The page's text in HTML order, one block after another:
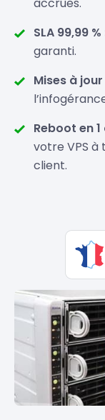
SLA 99,99 %
garanti.
Mises à
Reboot en 1
votre VPS
client.